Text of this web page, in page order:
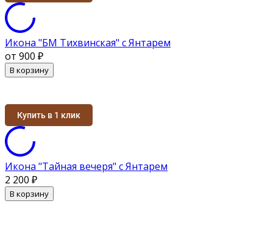
Икона "БМ Тихвинская" с Янтарем
от 900 ₽
В корзину
Купить в 1 клик
Икона "Тайная вечеря" с Янтарем
2 200 ₽
В корзину